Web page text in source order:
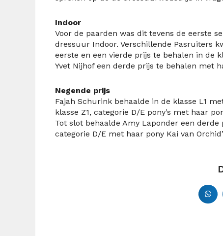
Indoor
Voor de paarden was dit tevens de eerste
dressuur Indoor. Verschillende Pasruiters
eerste en een vierde prijs te behalen in de
Yvet Nijhof een derde prijs te behalen met
Negende prijs
Fajah Schurink behaalde in de klasse L1
klasse Z1, categorie D/E pony’s met haar
Tot slot behaalde Amy Laponder een
categorie D/E met haar pony Kai van